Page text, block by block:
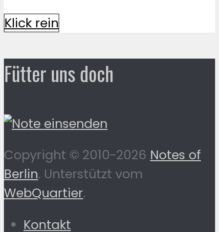
Klick rein
Fütter uns doch
Copyright © 2010-2026 Notes of
Berlin. Unterstützt vom
WebQuartier.
Kontakt